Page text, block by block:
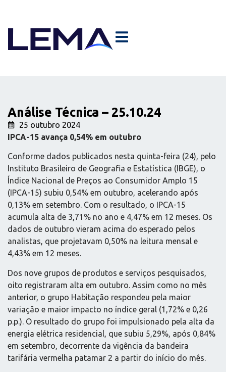
Análise Técnica – 25.10.24
25 outubro 2024
IPCA-15 avança 0,54% em outubro
Conforme dados publicados nesta quinta-feira (24), pelo
Instituto Brasileiro de Geografia e Estatística (IBGE), o
Índice Nacional de Preços ao Consumidor Amplo 15
(IPCA-15) subiu 0,54% em outubro, acelerando após
0,13% em setembro. Com o resultado, o IPCA-15
acumula alta de 3,71% no ano e 4,47% em 12 meses. Os
dados de outubro vieram acima do esperado pelos
analistas, que projetavam 0,50% na leitura mensal e
4,43% em 12 meses.
Dos nove grupos de produtos e serviços pesquisados,
oito registraram alta em outubro. Assim como no mês
anterior, o grupo Habitação respondeu pela maior
variação e maior impacto no índice geral (1,72% e 0,26
p.p.). O resultado do grupo foi impulsionado pela alta da
energia elétrica residencial, que subiu 5,29%, após 0,84%
em setembro, decorrente da vigência da bandeira
tarifária vermelha patamar 2 a partir do início do mês.